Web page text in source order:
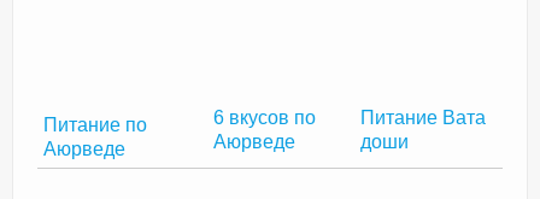
Питание по
Аюрведе
6 вкусов по
Аюрведе
Питание Вата
доши